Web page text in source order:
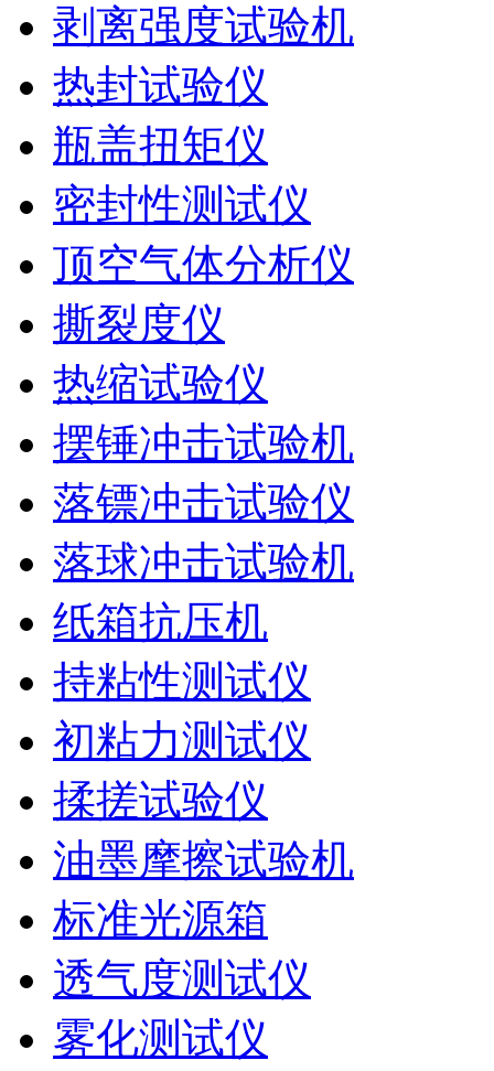
剥离强度试验机
热封试验仪
瓶盖扭矩仪
密封性测试仪
顶空气体分析仪
撕裂度仪
热缩试验仪
摆锤冲击试验机
落镖冲击试验仪
落球冲击试验机
纸箱抗压机
持粘性测试仪
初粘力测试仪
揉搓试验仪
油墨摩擦试验机
标准光源箱
透气度测试仪
雾化测试仪